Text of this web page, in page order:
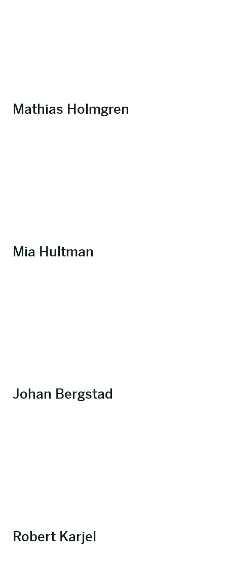
Mathias Holmgren
Mia Hultman
Johan Bergstad
Robert Karjel